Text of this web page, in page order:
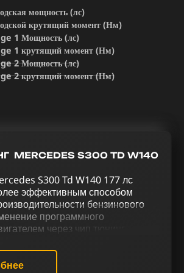
мощность (лс)
крутящий момент (Нм)
1 Мощность (лс)
1 крутящий момент (Нм)
2 Мощность (лс)
2 крутящий момент (Нм)
S300 TD W140
S300 Td W140 177 лс
эффективным способом
бензинового
программного
через чип тюнинг
модификация
Td W140 177 лс через чип тюнинг